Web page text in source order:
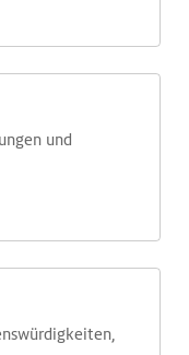
und